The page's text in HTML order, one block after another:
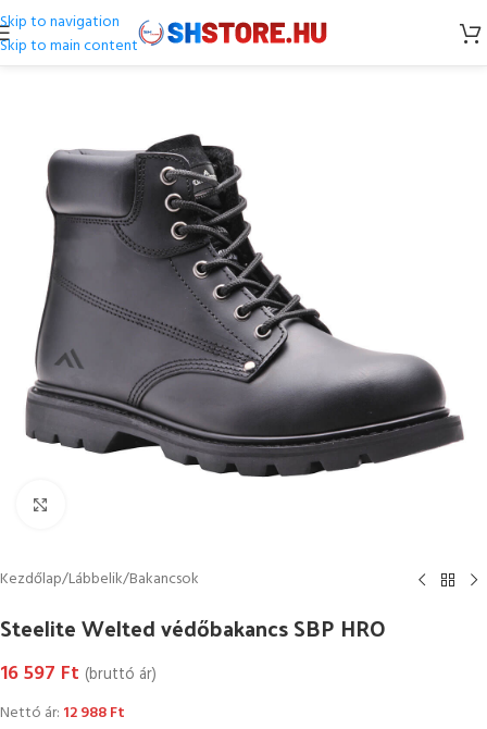
Skip to navigation
Skip to main content
Kezdőlap/Lábbelik/Bakancsok
Steelite Welted védőbakancs SBP HRO
16 597 Ft (bruttó ár)
Nettó ár: 12 988Ft